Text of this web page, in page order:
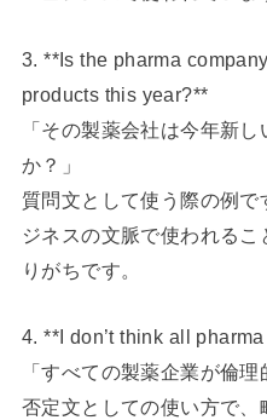
3. **Is the pharma
products this year?**
「その製薬会社は今年新
か？」
質問文として使う際の例
ジネスの文脈で使われる
りがちです。
4. **I don’t think all
「すべての製薬企業が倫理
否定文としての使い方で、